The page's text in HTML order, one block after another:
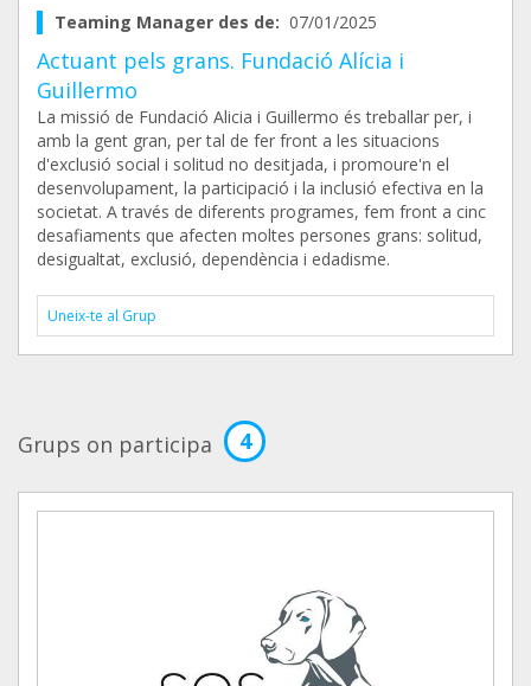
Teaming Manager des de: 07/01/2025
Actuant pels grans. Fundació Alícia i
Guillermo
La missió de Fundació Alicia i Guillermo és treballar per, i
amb la gent gran, per tal de fer front a les situacions
d'exclusió social i solitud no desitjada, i promoure'n el
desenvolupament, la participació i la inclusió efectiva en la
societat. A través de diferents programes, fem front a cinc
desafiaments que afecten moltes persones grans: solitud,
desigualtat, exclusió, dependència i edadisme.
Uneix-te al Grup
Grups on participa 4